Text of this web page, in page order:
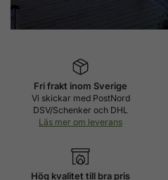
Fri frakt inom Sverige
Vi skickar med PostNord
DSV/Schenker och DHL
Läs mer om leverans
Hög kvalitet till bra pris